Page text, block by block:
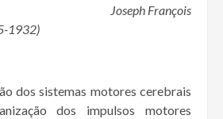
François
1932)
sistemas motores cerebrais
dos impulsos motores